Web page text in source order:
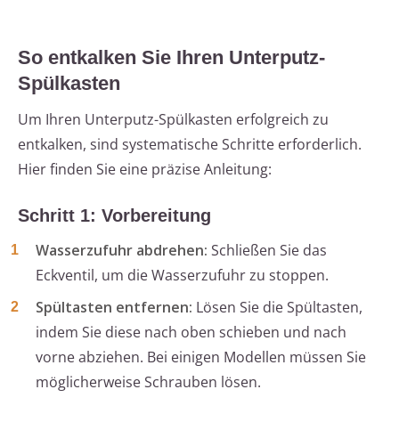
So entkalken Sie Ihren Unterputz-
Spülkasten
Um Ihren Unterputz-Spülkasten erfolgreich zu
entkalken, sind systematische Schritte erforderlich.
Hier finden Sie eine präzise Anleitung:
Schritt 1: Vorbereitung
Wasserzufuhr abdrehen: Schließen Sie das
Eckventil, um die Wasserzufuhr zu stoppen.
Spültasten entfernen: Lösen Sie die Spültasten,
indem Sie diese nach oben schieben und nach
vorne abziehen. Bei einigen Modellen müssen Sie
möglicherweise Schrauben lösen.